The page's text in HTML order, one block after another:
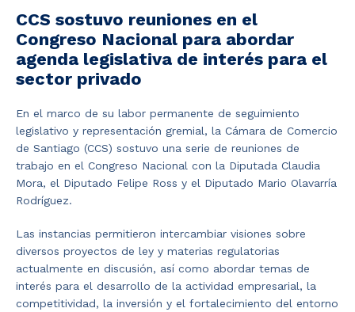
CCS sostuvo reuniones en el
Congreso Nacional para abordar
agenda legislativa de interés para el
sector privado
En el marco de su labor permanente de seguimiento
legislativo y representación gremial, la Cámara de Comercio
de Santiago (CCS) sostuvo una serie de reuniones de
trabajo en el Congreso Nacional con la Diputada Claudia
Mora, el Diputado Felipe Ross y el Diputado Mario Olavarría
Rodríguez.
Las instancias permitieron intercambiar visiones sobre
diversos proyectos de ley y materias regulatorias
actualmente en discusión, así como abordar temas de
interés para el desarrollo de la actividad empresarial, la
competitividad, la inversión y el fortalecimiento del entorno